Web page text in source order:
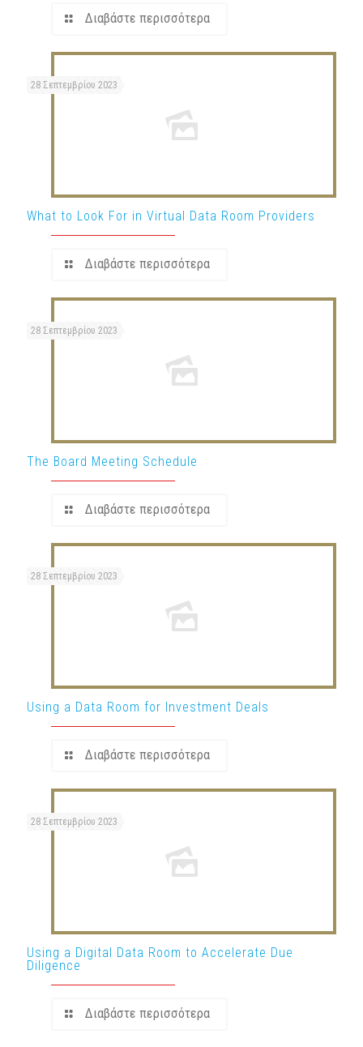
Διαβάστε περισσότερα
28 Σεπτεμβρίου 2023
What to Look For in Virtual Data Room Providers
Διαβάστε περισσότερα
28 Σεπτεμβρίου 2023
The Board Meeting Schedule
Διαβάστε περισσότερα
28 Σεπτεμβρίου 2023
Using a Data Room for Investment Deals
Διαβάστε περισσότερα
28 Σεπτεμβρίου 2023
Using a Digital Data Room to Accelerate Due
Diligence
Διαβάστε περισσότερα